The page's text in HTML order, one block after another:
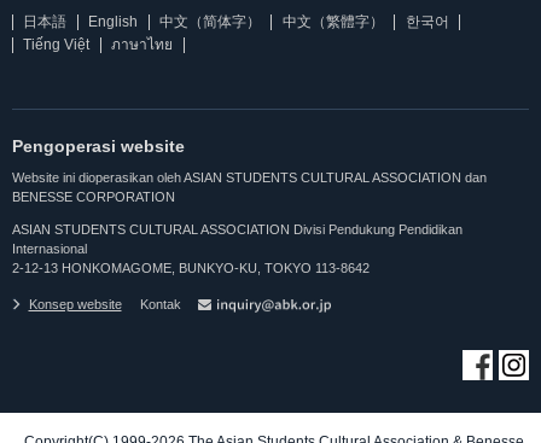
日本語 English 中文（简体字） 中文（繁體字）
한국어
Tiếng Việt
ภาษาไทย
Pengoperasi website
Website ini dioperasikan oleh ASIAN STUDENTS CULTURAL ASSOCIATION dan
BENESSE CORPORATION
ASIAN STUDENTS CULTURAL ASSOCIATION Divisi Pendukung Pendidikan
Internasional
2-12-13 HONKOMAGOME, BUNKYO-KU, TOKYO 113-8642
Konsep website Kontak